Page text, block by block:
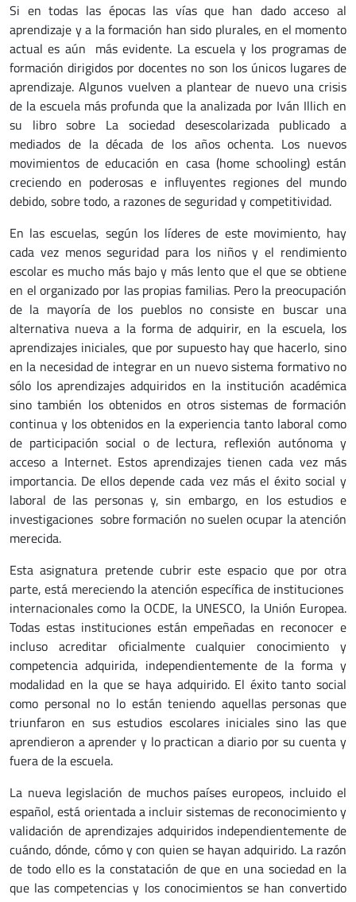
Si en todas las épocas las vías que han dado acceso al
aprendizaje y a la formación han sido plurales, en el momento
actual es aún más evidente. La escuela y los programas de
formación dirigidos por docentes no son los únicos lugares de
aprendizaje. Algunos vuelven a plantear de nuevo una crisis
de la escuela más profunda que la analizada por Iván Illich en
su libro sobre La sociedad desescolarizada publicado a
mediados de la década de los años ochenta. Los nuevos
movimientos de educación en casa (home schooling) están
creciendo en poderosas e influyentes regiones del mundo
debido, sobre todo, a razones de seguridad y competitividad.
En las escuelas, según los líderes de este movimiento, hay
cada vez menos seguridad para los niños y el rendimiento
escolar es mucho más bajo y más lento que el que se obtiene
en el organizado por las propias familias. Pero la preocupación
de la mayoría de los pueblos no consiste en buscar una
alternativa nueva a la forma de adquirir, en la escuela, los
aprendizajes iniciales, que por supuesto hay que hacerlo, sino
en la necesidad de integrar en un nuevo sistema formativo no
sólo los aprendizajes adquiridos en la institución académica
sino también los obtenidos en otros sistemas de formación
continua y los obtenidos en la experiencia tanto laboral como
de participación social o de lectura, reflexión autónoma y
acceso a Internet. Estos aprendizajes tienen cada vez más
importancia. De ellos depende cada vez más el éxito social y
laboral de las personas y, sin embargo, en los estudios e
investigaciones sobre formación no suelen ocupar la atención
merecida.
Esta asignatura pretende cubrir este espacio que por otra
parte, está mereciendo la atención específica de instituciones
internacionales como la OCDE, la UNESCO, la Unión Europea.
Todas estas instituciones están empeñadas en reconocer e
incluso acreditar oficialmente cualquier conocimiento y
competencia adquirida, independientemente de la forma y
modalidad en la que se haya adquirido. El éxito tanto social
como personal no lo están teniendo aquellas personas que
triunfaron en sus estudios escolares iniciales sino las que
aprendieron a aprender y lo practican a diario por su cuenta y
fuera de la escuela.
La nueva legislación de muchos países europeos, incluido el
español, está orientada a incluir sistemas de reconocimiento y
validación de aprendizajes adquiridos independientemente de
cuándo, dónde, cómo y con quien se hayan adquirido. La razón
de todo ello es la constatación de que en una sociedad en la
que las competencias y los conocimientos se han convertido